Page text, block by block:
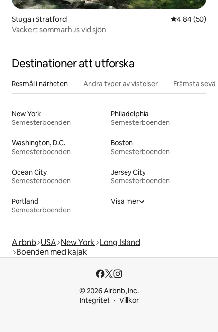
Stuga i Stratford 4,84 av 5 i
4,84 (50)
Vackert sommarhus vid sjön
Destinationer att utforska
Resmål i närheten Andra typer av vistelser Främsta
New York
Semesterboenden
Philadelphia
Semesterboenden
Washington, D.C.
Semesterboenden
Boston
Semesterboenden
Ocean City
Semesterboenden
Jersey City
Semesterboenden
Portland
Semesterboenden
Visa mer
Airbnb USA New York Long Island
Boenden med kajak
© 2026 Airbnb, Inc.
Integritet
Villkor